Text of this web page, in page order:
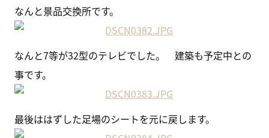
なんと景品交換所です。
なんと7等が32型のテレビでした。 建築も予定中との
事です。
最後ははずした足場のシートを元に戻します。